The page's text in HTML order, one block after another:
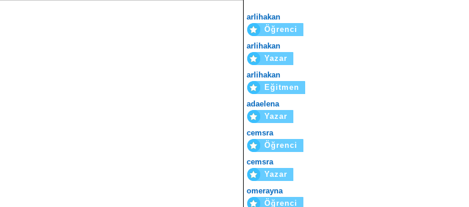
arlihakan
Öğrenci
arlihakan
Yazar
arlihakan
Eğitmen
adaelena
Yazar
cemsra
Öğrenci
cemsra
Yazar
omerayna
Öğrenci